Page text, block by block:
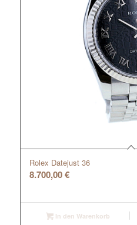
Rolex Datejust 36
8.700,00€
In den Warenkorb